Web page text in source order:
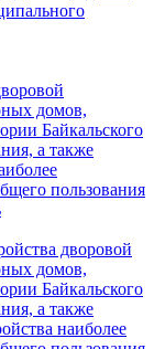
домов,
Байкальского
а также
пользования
дворовой
домов,
Байкальского
а также
наиболее